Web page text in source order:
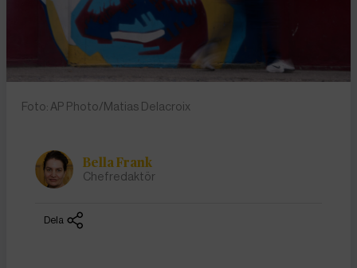
Foto: AP Photo/Matias Delacroix
Bella Frank
Chefredaktör
Dela